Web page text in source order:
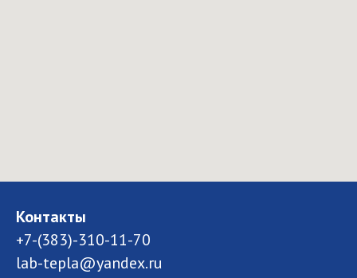
Контакты
+7-(383)-310-11-70
lab-tepla@yandex.ru